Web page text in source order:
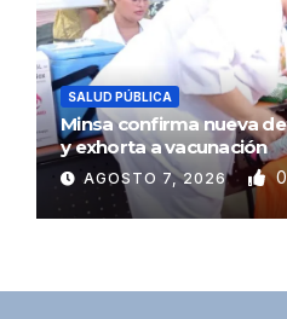
SALUD PÚBLICA
Minsa confirma nueva
y exhorta a vacunación
AGOSTO 7, 2026 0